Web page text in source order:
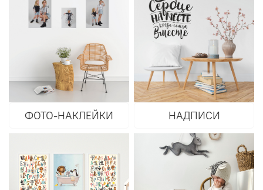
ФОТО-НАКЛЕЙКИ НАДПИСИ